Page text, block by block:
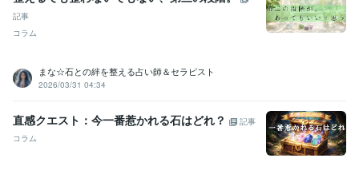
記事
コラム
まな☆石との絆を整える占い師＆セラピスト
2026/03/31 04:34
直感クエスト：今一番惹かれる石はどれ？
記事
コラム